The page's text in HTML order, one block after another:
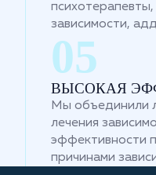
зависимости,
ВЫСОКАЯ
Мы объединили
лечения
эффективности
причинами